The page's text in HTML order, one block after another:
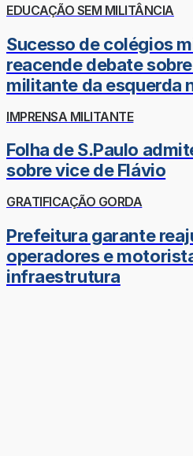
EDUCAÇÃO SEM MILITÂNCIA
Sucesso de colégios
reacende debate
militante da esquerda
IMPRENSA MILITANTE
Folha de S.Paulo
sobre vice de Flávio
GRATIFICAÇÃO GORDA
Prefeitura garante
operadores e
infraestrutura